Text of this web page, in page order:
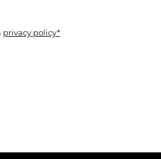
privacy policy*